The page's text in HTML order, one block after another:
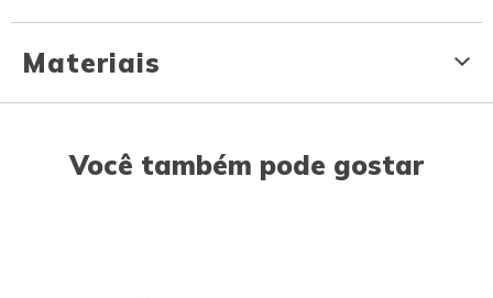
Materiais
Você também pode gostar